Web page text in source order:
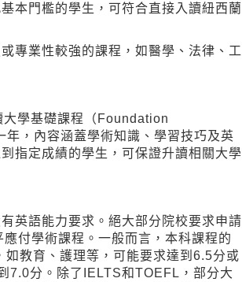
本門檻的學生，可符合直接入讀紐西蘭
專業性較強的課程，如醫學、法律、工
學基礎課程（Foundation
，內容涵蓋學術知識、學習技巧及英
指定成績的學生，可保證升讀相關大學
英語能力要求。絕大部分院校要求申請
付學術課程。一般而言，本科課程的
教育、護理等，可能要求達到6.5分或
7.0分。除了IELTS和TOEFL，部分大